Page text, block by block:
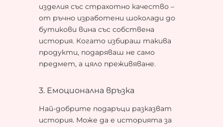
изделия със страхотно качество –
от ръчно изработени шоколади до
бутикови вина със собствена
история. Когато избираш такива
продукти, подаряваш не само
предмет, а цяло преживяване.
3. Емоционална връзка
Най-добрите подаръци разказват
история. Може да е историята за